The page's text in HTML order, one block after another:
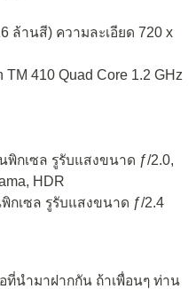
ล้านสี) ความละเอียด 720 x
410 Quad Core 1.2 GHz
พิกเซล รูรับแสงขนาด ƒ/2.0,
HDR
กเซล รูรับแสงขนาด ƒ/2.4
ที่นำมาฝากกัน ถ้าเพื่อนๆ ท่าน